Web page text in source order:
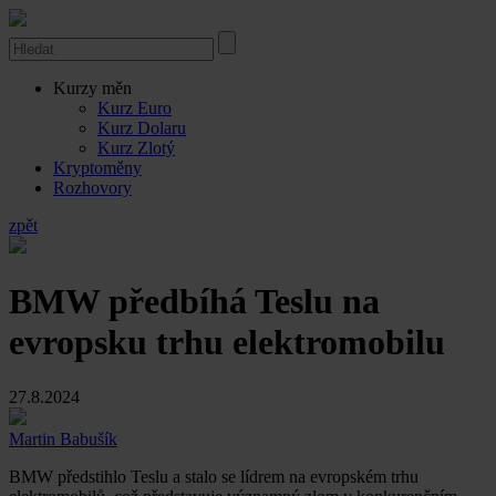
Kurzy měn
Kurz Euro
Kurz Dolaru
Kurz Zlotý
Kryptoměny
Rozhovory
zpět
BMW předbíhá Teslu na
evropsku trhu elektromobilu
27.8.2024
Martin Babušík
BMW předstihlo Teslu a stalo se lídrem na evropském trhu